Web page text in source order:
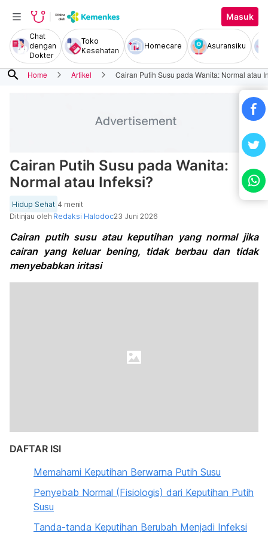
Masuk
Chat
dengan
Dokter
Toko
Kesehatan
Homecare Asuransiku
search Home Artikel Cairan Putih Susu pada Wanita: Normal atau
Cairan Putih Susu pada Wanita:
Normal atau Infeksi?
Hidup Sehat 4 menit
Ditinjau oleh Redaksi Halodoc23 Juni 2026
Cairan putih susu atau keputihan yang normal jika
cairan yang keluar bening, tidak berbau dan tidak
menyebabkan iritasi
DAFTAR ISI
Memahami Keputihan Berwarna Putih Susu
Penyebab Normal (Fisiologis) dari Keputihan Putih
Susu
Tanda-tanda Keputihan Berubah Menjadi Infeksi